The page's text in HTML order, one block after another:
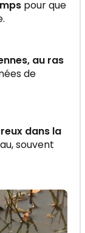
pour que
au ras
de
dans la
souvent